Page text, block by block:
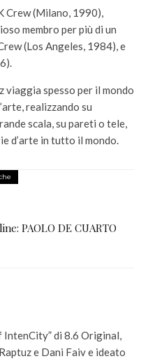
(Milano, 1990),
membro per più di un
(Los Angeles, 1984), e
viaggia spesso per il mondo
realizzando su
scala, su pareti o tele,
d’arte in tutto il mondo.
PAOLO DE CUARTO
di 8.6 Original,
e Dani Faiv e ideato